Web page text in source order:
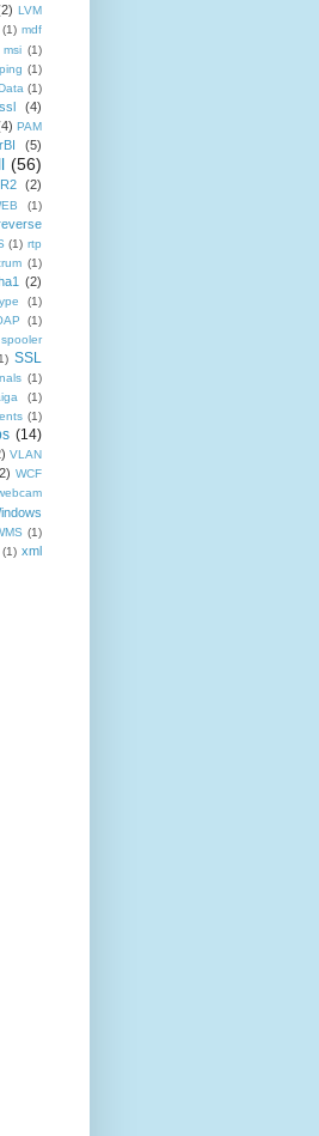
LVM
(1) mdf
msi (1)
(1)
(1)
(4)
PAM
(5)
(56)
R2 (2)
(1)
(1) rtp
(1)
(2)
(1)
(1)
spooler
SSL
(1)
(1)
(1)
(14)
VLAN
WCF
(1)
(1) xml